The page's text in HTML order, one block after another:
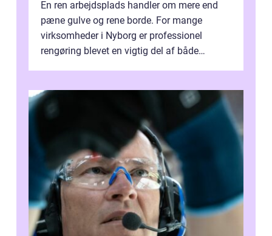
En ren arbejdsplads handler om mere end
pæne gulve og rene borde. For mange
virksomheder i Nyborg er professionel
rengøring blevet en vigtig del af både